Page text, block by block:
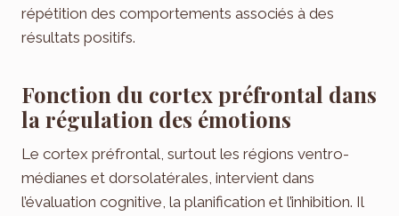
répétition des comportements associés à des
résultats positifs.
Fonction du cortex préfrontal dans
la régulation des émotions
Le cortex préfrontal, surtout les régions ventro-
médianes et dorsolatérales, intervient dans
l’évaluation cognitive, la planification et l’inhibition. Il